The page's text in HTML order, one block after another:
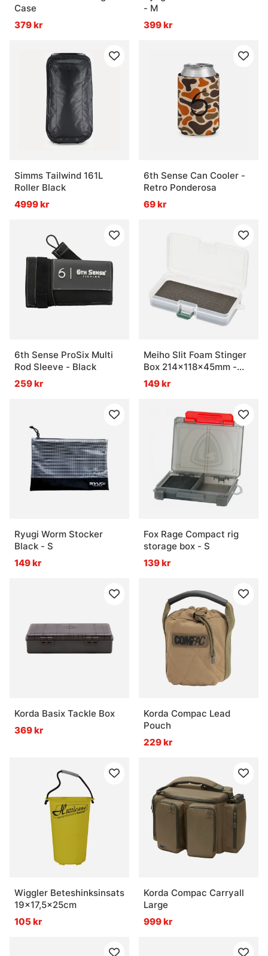
Case
379 kr
- M
399 kr
Simms Tailwind 161L
Roller Black
4999 kr
6th Sense Can Cooler -
Retro Ponderosa
69 kr
6th Sense ProSix Multi
Rod Sleeve - Black
259 kr
Meiho Slit Foam Stinger
Box 214x118x45mm -
Clear
149 kr
Ryugi Worm Stocker
Black - S
149 kr
Fox Rage Compact rig
storage box - S
139 kr
Korda Basix Tackle Box
369 kr
Korda Compac Lead
Pouch
229 kr
Wiggler Beteshinksinsats
19x17,5x25cm
105 kr
Korda Compac Carryall
Large
999 kr